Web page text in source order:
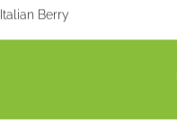
Italian Berry